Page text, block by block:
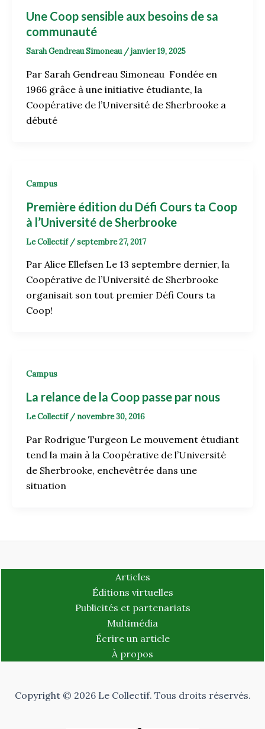
Une Coop sensible aux besoins de sa
communauté
Sarah Gendreau Simoneau /janvier 19, 2025
Par Sarah Gendreau Simoneau Fondée en
1966 grâce à une initiative étudiante, la
Coopérative de l’Université de Sherbrooke a
débuté
Campus
Première édition du Défi Cours ta Coop
à l’Université de Sherbrooke
Le Collectif /septembre 27, 2017
Par Alice Ellefsen Le 13 septembre dernier, la
Coopérative de l’Université de Sherbrooke
organisait son tout premier Défi Cours ta
Coop!
Campus
La relance de la Coop passe par nous
Le Collectif / novembre 30, 2016
Par Rodrigue Turgeon Le mouvement étudiant
tend la main à la Coopérative de l’Université
de Sherbrooke, enchevêtrée dans une
situation
Articles
Éditions virtuelles
Publicités et partenariats
Multimédia
Écrire un article
À propos
Copyright © 2026 Le Collectif. Tous droits réservés.